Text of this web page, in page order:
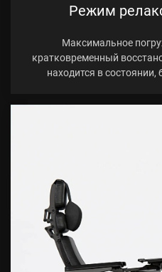
Режим
Максимальное
кратковременный
находится в